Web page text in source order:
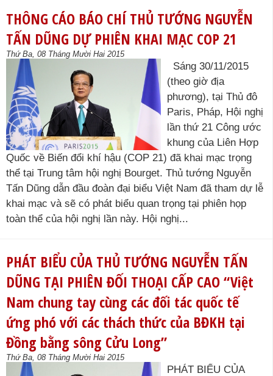
THÔNG CÁO BÁO CHÍ THỦ TƯỚNG NGUYỄN
TẤN DŨNG DỰ PHIÊN KHAI MẠC COP 21
Thứ Ba, 08 Tháng Mười Hai 2015
Sáng 30/11/2015
(theo giờ địa
phương), tại Thủ đô
Paris, Pháp, Hội nghị
lần thứ 21 Công ước
khung của Liên Hợp
Quốc về Biến đổi khí hậu (COP 21) đã khai mạc trọng
thể tại Trung tâm hội nghị Bourget. Thủ tướng Nguyễn
Tấn Dũng dẫn đầu đoàn đại biểu Việt Nam đã tham dự lễ
khai mạc và sẽ có phát biểu quan trọng tại phiên họp
toàn thể của hội nghị lần này. Hội nghị...
PHÁT BIỂU CỦA THỦ TƯỚNG NGUYỄN TẤN
DŨNG TẠI PHIÊN ĐỐI THOẠI CẤP CAO “Việt
Nam chung tay cùng các đối tác quốc tế
ứng phó với các thách thức của BĐKH tại
Đồng bằng sông Cửu Long”
Thứ Ba, 08 Tháng Mười Hai 2015
PHÁT BIỂU CỦA